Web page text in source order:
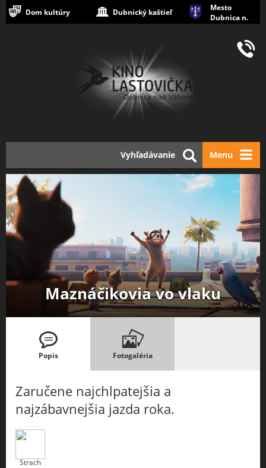
Dom kultúry Dubnický kaštieľ
Mesto
Dubnica n.
Menu
Vyhľadávanie
Maznáčikovia vo vlaku
Popis Fotogaléria
Zaručene najchlpatejšia a
najzábavnejšia jazda roka.
Strach